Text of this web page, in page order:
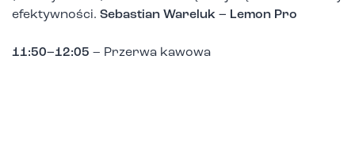
efektywności. Sebastian Wareluk – Lemon Pro
11:50–12:05 – Przerwa kawowa